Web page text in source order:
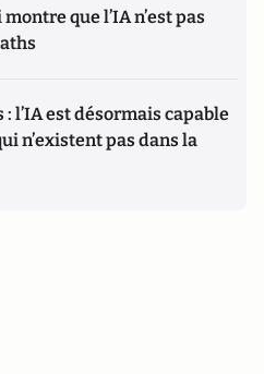
que l’IA n’est pas
l’IA est désormais capable
n’existent pas dans la